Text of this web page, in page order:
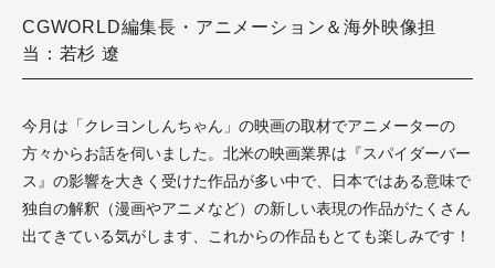
CGWORLD編集長・アニメーション＆海外映像担
当：若杉 遼
今月は「クレヨンしんちゃん」の映画の取材でアニメーターの
方々からお話を伺いました。北米の映画業界は『スパイダーバー
ス』の影響を大きく受けた作品が多い中で、日本ではある意味で
独自の解釈（漫画やアニメなど）の新しい表現の作品がたくさん
出てきている気がします、これからの作品もとても楽しみです！